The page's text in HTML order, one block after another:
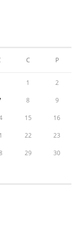
C P
1 2
8 9
15 16
22 23
29 30